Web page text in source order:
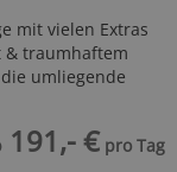
mit vielen Extras
& traumhaftem
umliegende
191,- € pro Tag